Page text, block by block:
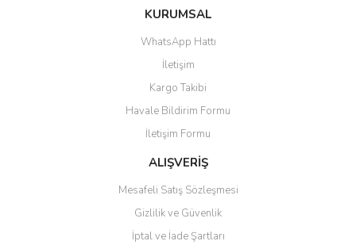
Bu ürüne ilk yorumu siz yapın!
Yorum Yaz
Ürün resmi kalitesiz, bozuk veya görüntülenemiyor.
Ürün açıklamasında eksik bilgiler bulunuyor.
Ürün bilgilerinde hatalar bulunuyor.
Ürün fiyatı diğer sitelerden daha pahalı.
Bu ürüne benzer farklı alternatifler olmalı.
KURUMSAL
WhatsApp Hattı
İletişim
Kargo Takibi
Havale Bildirim Formu
İletişim Formu
ALIŞVERİŞ
Mesafeli Satış Sözleşmesi
Gizlilik ve Güvenlik
İptal ve İade Şartları